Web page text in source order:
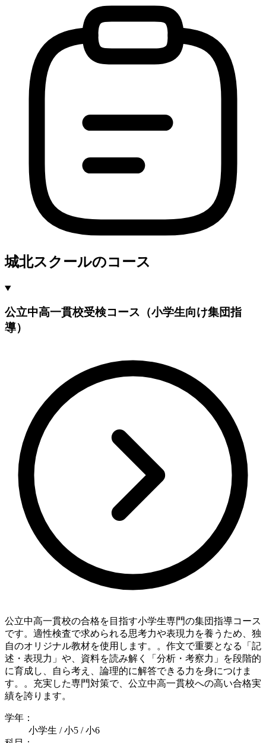
城北スクールのコース
公立中高一貫校受検コース（小学生向け集団指
導）
公立中高一貫校の合格を目指す小学生専門の集団指導コース
です。適性検査で求められる思考力や表現力を養うため、独
自のオリジナル教材を使用します。。作文で重要となる「記
述・表現力」や、資料を読み解く「分析・考察力」を段階的
に育成し、自ら考え、論理的に解答できる力を身につけま
す。。充実した専門対策で、公立中高一貫校への高い合格実
績を誇ります。
学年：
小学生 / 小5 / 小6